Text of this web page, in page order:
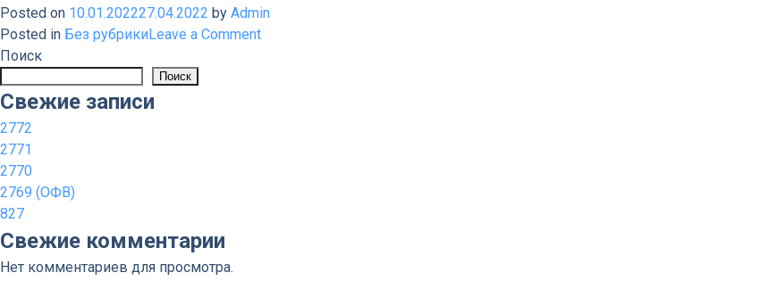
Posted on 10.01.202227.04.2022 by Admin
Posted in Без рубрикиLeave a Commenton
Поиск
Поиск
Свежие записи
2772
2771
2770
2769 (ОФВ)
827
Свежие комментарии
Нет комментариев для просмотра.